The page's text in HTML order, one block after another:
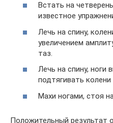
Встать на
известное
Лечь на спину,
увеличением
таз.
Лечь на спину, ноги
подтягивать колени
Махи ногами, стоя
Положительный результат